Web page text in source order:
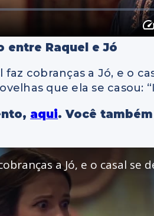
entre Raquel e Jó
faz cobranças a Jó, e o
que ela se casou:
aqui. Você